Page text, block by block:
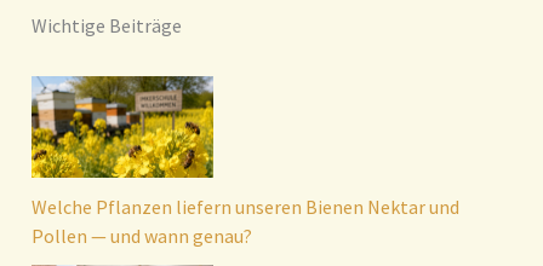
Wichtige Beiträge
Welche Pflanzen liefern unseren Bienen Nektar und
Pollen — und wann genau?